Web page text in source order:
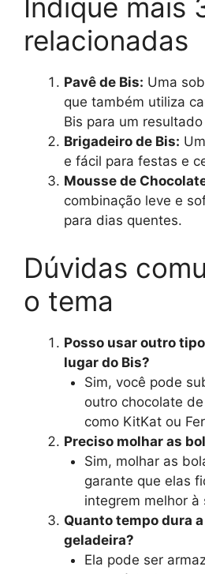
Indique mais
relacionadas
Pavê de Bis: Uma
que também utiliza
Bis para um
Brigadeiro de Bis:
e fácil para festas e
Mousse de
combinação leve e
para dias quentes.
Dúvidas
o tema
Posso usar outro
lugar do Bis?
Sim, você pode
outro chocolate
como KitKat ou
Preciso molhar as
Sim, molhar as
garante que elas
integrem melhor à
Quanto tempo dura
geladeira?
Ela pode ser